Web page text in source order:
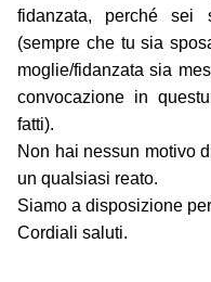
fidanzata, perché sei
(sempre che tu sia
moglie/fidanzata sia
convocazione in
fatti).
Non hai nessun motivo
un qualsiasi reato.
Siamo a disposizione
Cordiali saluti.